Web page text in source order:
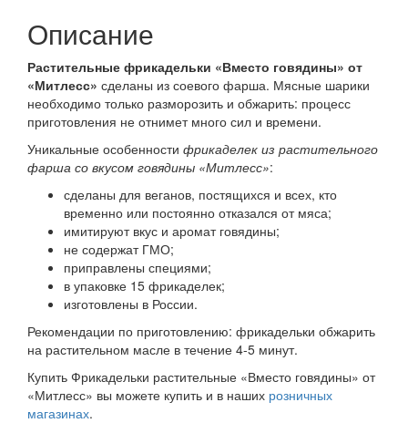
Описание
Растительные фрикадельки «Вместо говядины» от
«Митлесс» сделаны из соевого фарша. Мясные шарики
необходимо только разморозить и обжарить: процесс
приготовления не отнимет много сил и времени.
Уникальные особенности фрикаделек из растительного
фарша со вкусом говядины «Митлесс»:
сделаны для веганов, постящихся и всех, кто
временно или постоянно отказался от мяса;
имитируют вкус и аромат говядины;
не содержат ГМО;
приправлены специями;
в упаковке 15 фрикаделек;
изготовлены в России.
Рекомендации по приготовлению: фрикадельки обжарить
на растительном масле в течение 4-5 минут.
Купить Фрикадельки растительные «Вместо говядины» от
«Митлесс» вы можете купить и в наших розничных
магазинах.